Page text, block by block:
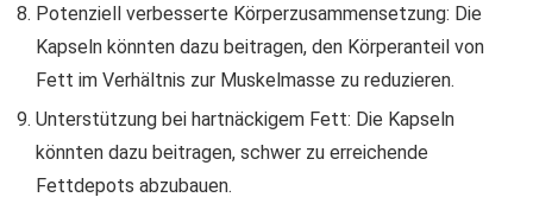
Potenziell verbesserte Körperzusammensetzung: Die
Kapseln könnten dazu beitragen, den Körperanteil von
Fett im Verhältnis zur Muskelmasse zu reduzieren.
Unterstützung bei hartnäckigem Fett: Die Kapseln
könnten dazu beitragen, schwer zu erreichende
Fettdepots abzubauen.